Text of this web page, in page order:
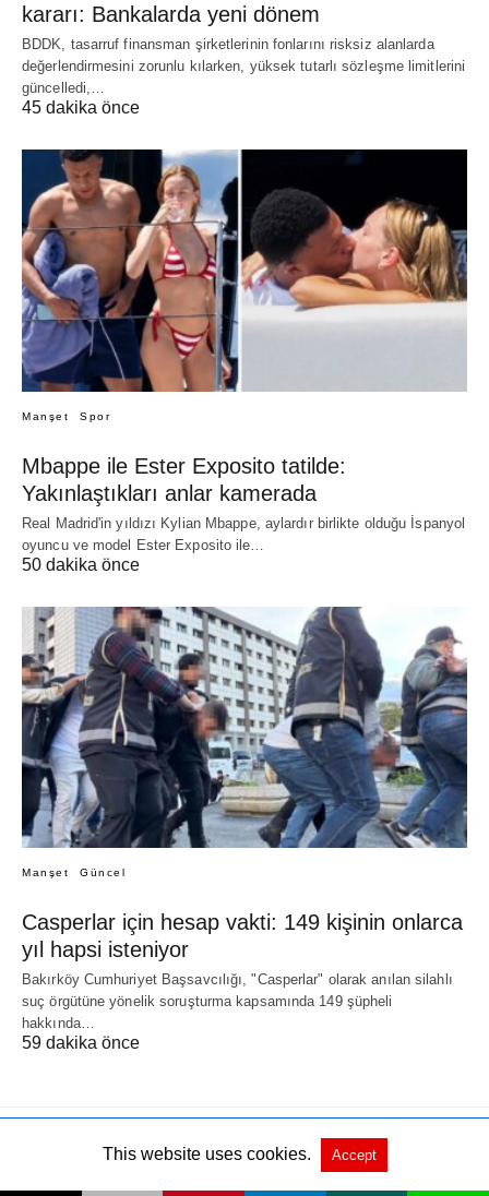
kararı: Bankalarda yeni dönem
BDDK, tasarruf finansman şirketlerinin fonlarını risksiz alanlarda
değerlendirmesini zorunlu kılarken, yüksek tutarlı sözleşme limitlerini
güncelledi,…
45 dakika önce
Manşet Spor
Mbappe ile Ester Exposito tatilde:
Yakınlaştıkları anlar kamerada
Real Madrid'in yıldızı Kylian Mbappe, aylardır birlikte olduğu İspanyol
oyuncu ve model Ester Exposito ile…
50 dakika önce
Manşet Güncel
Casperlar için hesap vakti: 149 kişinin onlarca
yıl hapsi isteniyor
Bakırköy Cumhuriyet Başsavcılığı, "Casperlar" olarak anılan silahlı
suç örgütüne yönelik soruşturma kapsamında 149 şüpheli
hakkında…
59 dakika önce
All Rights Reserved Orjinali göster
This website uses cookies. Accept